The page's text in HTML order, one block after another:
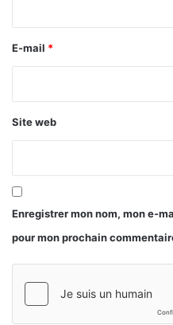
*
E-mail *
Site web
Enregistrer mon nom, mon e-
pour mon prochain